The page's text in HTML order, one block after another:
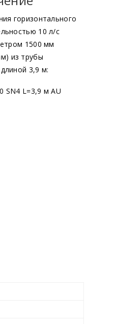
горизонтального
10 л/с
1500 мм
из трубы
3,9 м:
L=3,9 м AU